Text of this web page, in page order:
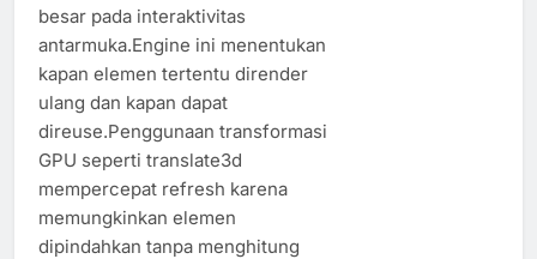
besar pada interaktivitas
antarmuka.Engine ini menentukan
kapan elemen tertentu dirender
ulang dan kapan dapat
direuse.Penggunaan transformasi
GPU seperti translate3d
mempercepat refresh karena
memungkinkan elemen
dipindahkan tanpa menghitung